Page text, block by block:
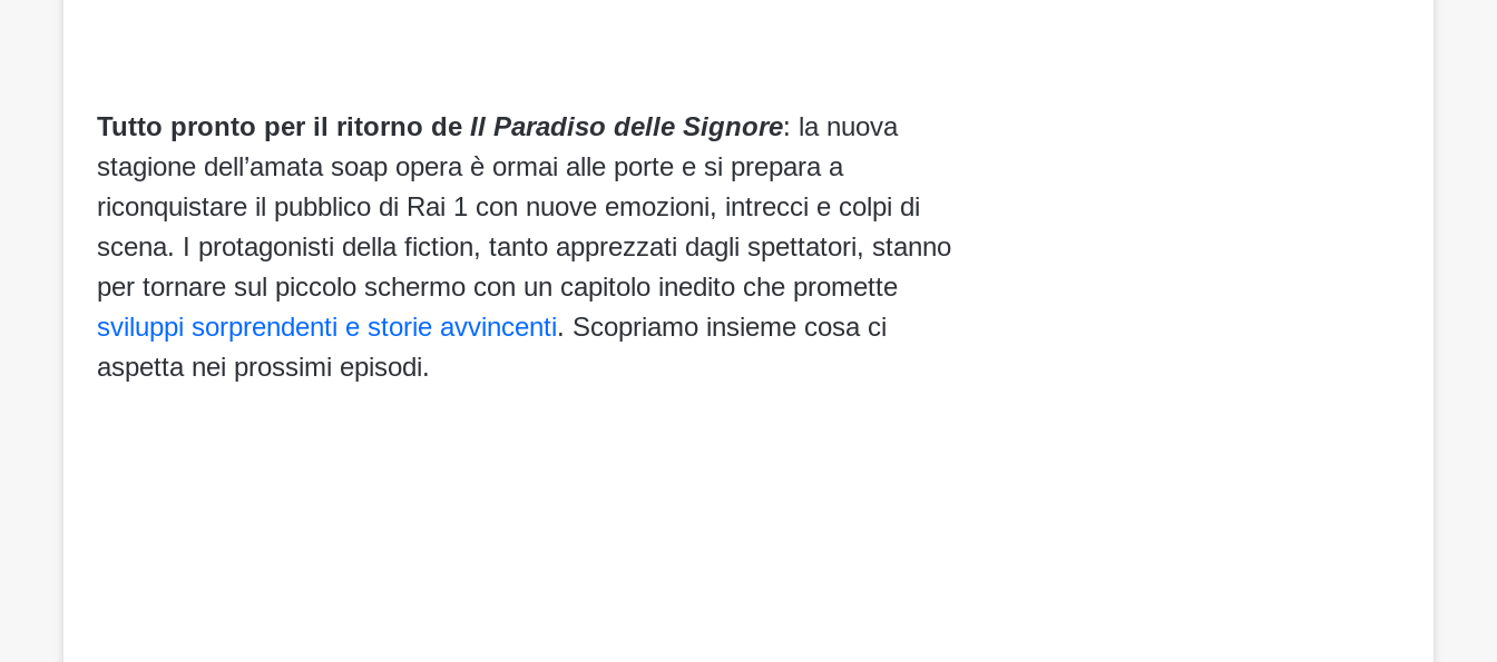
Tutto pronto per il ritorno de Il Paradiso delle Signore: la nuova
stagione dell’amata soap opera è ormai alle porte e si prepara a
riconquistare il pubblico di Rai 1 con nuove emozioni, intrecci e colpi di
scena. I protagonisti della fiction, tanto apprezzati dagli spettatori, stanno
per tornare sul piccolo schermo con un capitolo inedito che promette
sviluppi sorprendenti e storie avvincenti. Scopriamo insieme cosa ci
aspetta nei prossimi episodi.